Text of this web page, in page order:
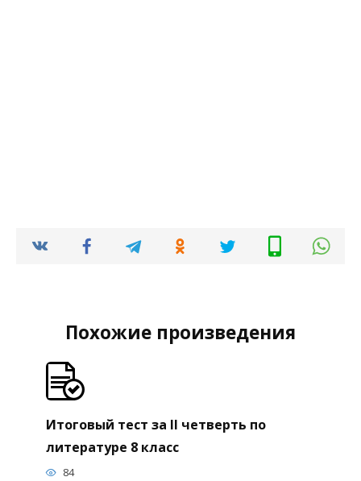
Похожие произведения
Итоговый тест за II четверть по
литературе 8 класс
84